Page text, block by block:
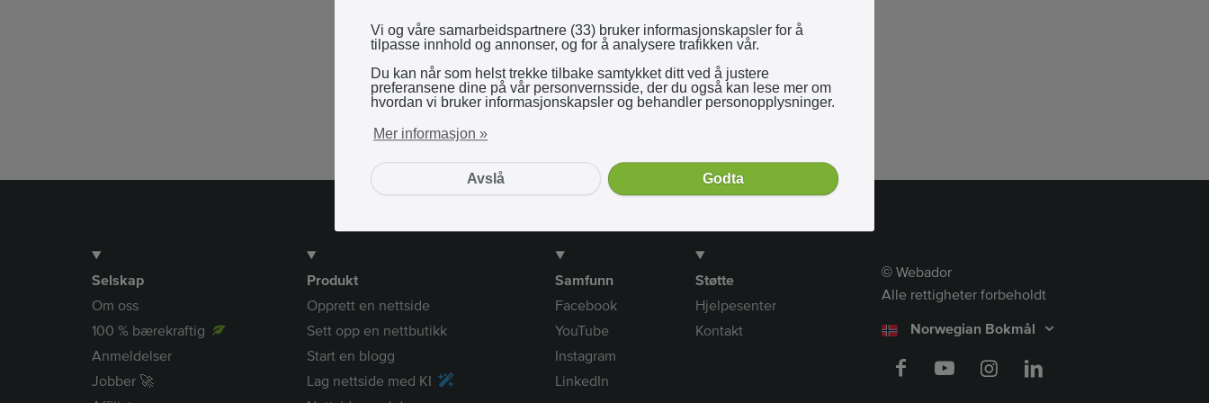
Ved å bruke tjenesten vår godtar duvilkår og betingelser.
Selskap
Om oss
100 % bærekraftig
Anmeldelser
Jobber 🚀
Produkt
Opprett en nettside
Sett opp en nettbutikk
Start en blogg
Lag nettside med KI
Samfunn
Facebook
YouTube
Instagram
LinkedIn
Støtte
Hjelpesenter
Kontakt
© Webador
Alle rettigheter forbeholdt
Norwegian Bokmål
Vi og våre samarbeidspartnere (33) bruker informasjonskapsler for å
tilpasse innhold og annonser, og for å analysere trafikken vår.
Du kan når som helst trekke tilbake samtykket ditt ved å justere
preferansene dine på vår personvernsside, der du også kan lese mer om
hvordan vi bruker informasjonskapsler og behandler personopplysninger.
Mer informasjon »
Avslå Godta